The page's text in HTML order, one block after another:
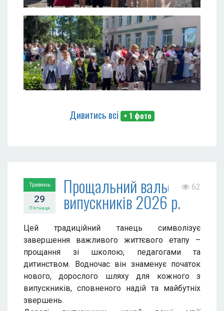
Дивитись всі + 1 фото
Травень
29
П’ятниця
Прощальний вальс
випускників 2026 р.
62
Цей традиційний танець символізує
завершення важливого життєвого етапу –
прощання зі школою, педагогами та
дитинством. Водночас він знаменує початок
нового, дорослого шляху для кожного з
випускників, сповненого надій та майбутніх
звершень.